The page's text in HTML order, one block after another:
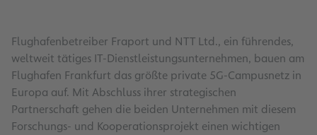
Flughafenbetreiber Fraport und NTT Ltd., ein führendes,
weltweit tätiges IT-Dienstleistungsunternehmen, bauen am
Flughafen Frankfurt das größte private 5G-Campusnetz in
Europa auf. Mit Abschluss ihrer strategischen
Partnerschaft gehen die beiden Unternehmen mit diesem
Forschungs- und Kooperationsprojekt einen wichtigen